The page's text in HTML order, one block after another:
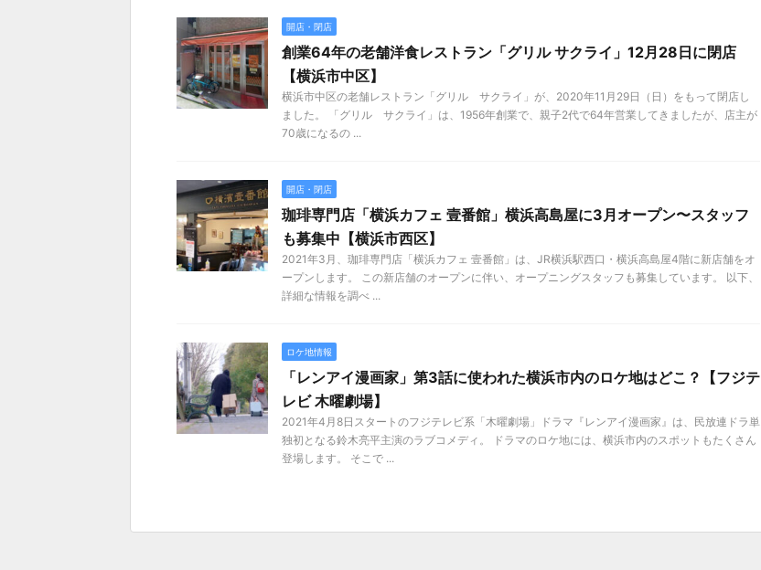
開店・閉店
創業64年の老舗洋食レストラン「グリル サクライ」12月28日に閉店
【横浜市中区】
横浜市中区の老舗レストラン「グリル サクライ」が、2020年11月29日（日）をもって閉店し
ました。 「グリル サクライ」は、1956年創業で、親子2代で64年営業してきましたが、店主が
70歳になるの ...
開店・閉店
珈琲専門店「横浜カフェ 壹番館」横浜高島屋に3月オープン〜スタッフ
も募集中【横浜市西区】
2021年3月、珈琲専門店「横浜カフェ 壹番館」は、JR横浜駅西口・横浜高島屋4階に新店舗をオ
ープンします。 この新店舗のオープンに伴い、オープニングスタッフも募集しています。 以下、
詳細な情報を調べ ...
ロケ地情報
「レンアイ漫画家」第3話に使われた横浜市内のロケ地はどこ？【フジテ
レビ 木曜劇場】
2021年4月8日スタートのフジテレビ系「木曜劇場」ドラマ『レンアイ漫画家』は、民放連ドラ単
独初となる鈴木亮平主演のラブコメディ。 ドラマのロケ地には、横浜市内のスポットもたくさん
登場します。 そこで ...